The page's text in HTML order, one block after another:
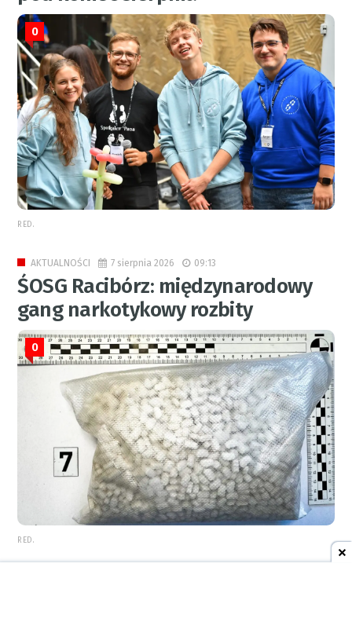
0
RED.
AKTUALNOŚCI 7 sierpnia 2026 09:13
ŚOSG Racibórz: międzynarodowy
gang narkotykowy rozbity
0
RED.